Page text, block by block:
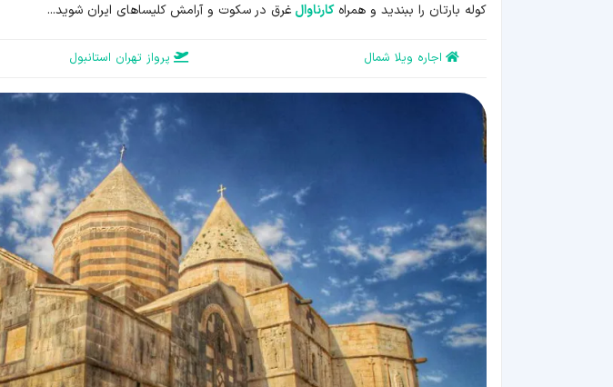
کوله بارتان را ببندید و همراهکارناوالغرق در سکوت و آرامش کلیساهای ایران شوید...
اجاره ویلا شمال پرواز تهران استانبول